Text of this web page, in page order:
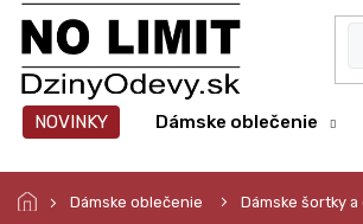
Prejsť
obsah
NOVINKY Dámske oblečenie
Dámske oblečenie Dámske šortky a